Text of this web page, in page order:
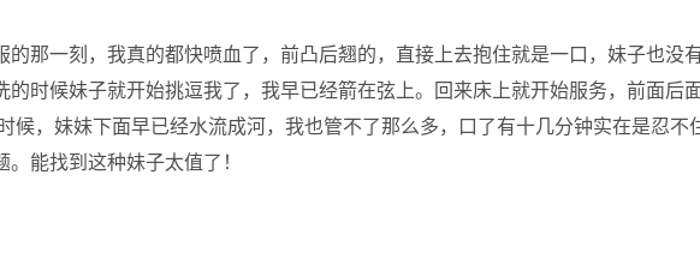
的那一刻，我真的都快喷血了，前凸后翘的，直接上去抱住就是一口，妹子也没
的时候妹子就开始挑逗我了，我早已经箭在弦上。回来床上就开始服务，前面后
候，妹妹下面早已经水流成河，我也管不了那么多，口了有十几分钟实在是忍不
能找到这种妹子太值了！